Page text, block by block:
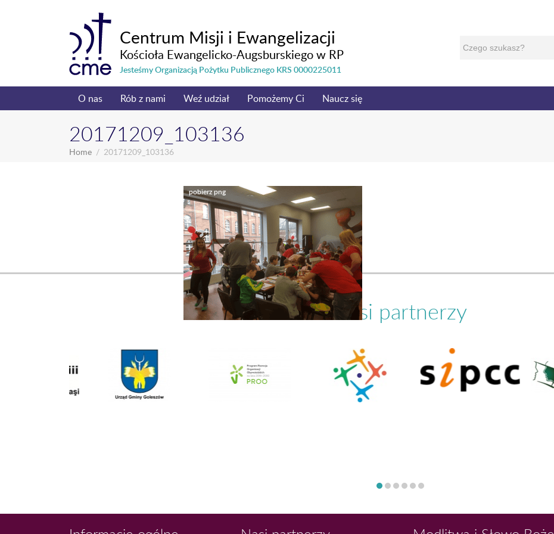
Centrum Misji i Ewangelizacji
Kościoła Ewangelicko-Augsburskiego w RP
Jesteśmy Organizacją Pożytku Publicznego KRS 0000225011
O nas Rób z nami Weź udział Pomożemy Ci Naucz się
20171209_103136
Home 20171209_103136
Nasi partnerzy